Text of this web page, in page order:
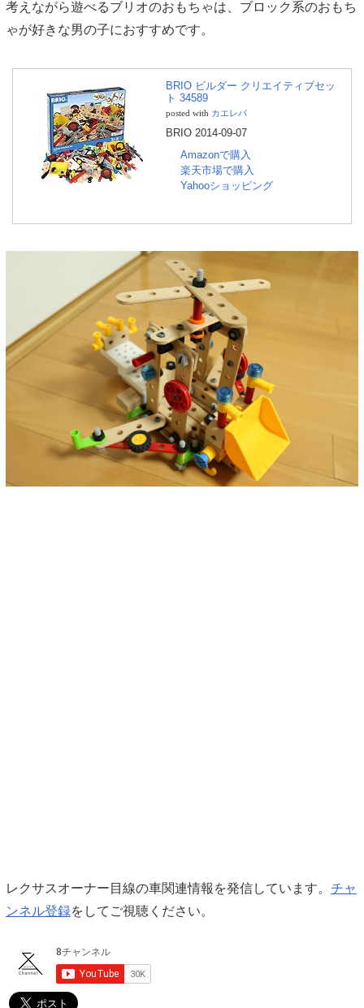
考えながら遊べるブリオのおもちゃは、ブロック系のおもち
ゃが好きな男の子におすすめです。
BRIO ビルダー クリエイティブセッ
ト 34589
posted with カエレバ
BRIO 2014-09-07
Amazonで購入
楽天市場で購入
Yahooショッピング
レクサスオーナー目線の車関連情報を発信しています。 チャ
ンネル登録をしてご視聴ください。